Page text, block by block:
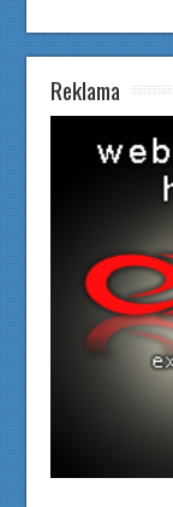
Reklama